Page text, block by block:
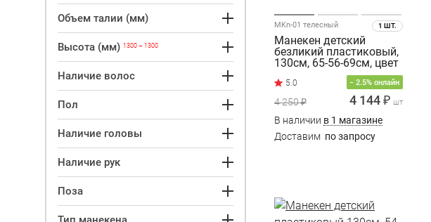
Объем талии (мм)
Высота (мм) 1300 – 1300
Наличие волос
Пол
Наличие головы
Наличие рук
Поза
1 ШТ.
MKn-01 телесный
Манекен детский
безликий пластиковый,
130см, 65-56-69см, цвет
− 2.5% онлайн
4 250 ₽ 4 144 ₽ шт
В наличии в 1 магазине
Доставим по запросу